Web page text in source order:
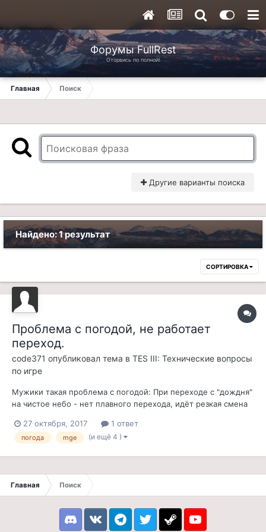
Форумы FullRest
Оторвись по полной!
Главная Поиск
Другие варианты поиска
Найдено: 1 результат
СОРТИРОВКА
Проблема с погодой, не работает
переход.
code371 опубликовал тема в TES III: Технические вопросы
по игре
Мужики такая проблема с погодой: При переходе с "дождня"
на чистое небо - нет плавного перехода, идёт резкая смена
перехода с 28 секунды: https://youtu.be/XVaOot0fe-U При
других переходах, вроде всё нормально, но может ещё где
27 октября, 2017 1 ответ
погода mge (и ещё 4 )
Главная Поиск
DiscordVK TelegramTwitter Steam Youtube